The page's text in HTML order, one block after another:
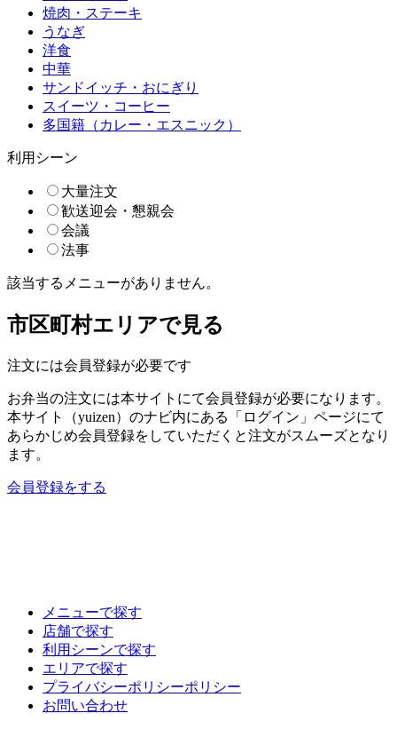
焼肉・ステーキ
うなぎ
洋食
中華
サンドイッチ・おにぎり
スイーツ・コーヒー
多国籍（カレー・エスニック）
利用シーン
大量注文
歓送迎会・懇親会
会議
法事
該当するメニューがありません。
市区町村エリアで見る
注文には会員登録が必要です
お弁当の注文には本サイトにて会員登録が必要になります。
本サイト（yuizen）のナビ内にある「ログイン」ページにて
あらかじめ会員登録をしていただくと注文がスムーズとなり
ます。
会員登録をする
メニューで探す
店舗で探す
利用シーンで探す
エリアで探す
プライバシーポリシーポリシー
お問い合わせ